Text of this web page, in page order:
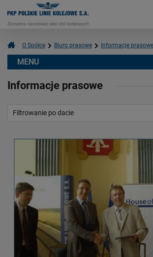
O Spółce Biuro prasowe Informacje prasowe
Informacje prasowe
Filtrowanie po dacie
MENU
Aktualności
Multimedia
O PKP Polskich Liniach Kolejowych S.A.
Czym się zajmujemy?
Władze Spółki
Struktura Spółki
Spółki zależne